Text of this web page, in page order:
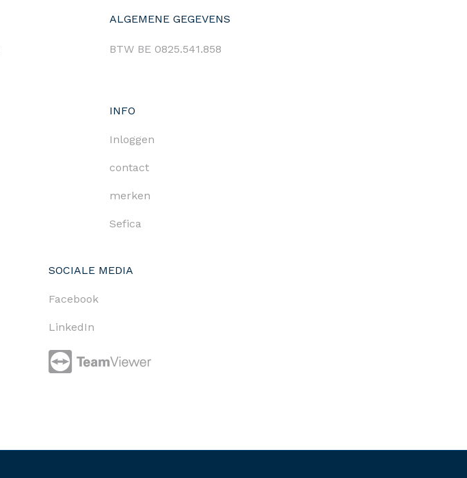
ALGEMENE GEGEVENS
BTW BE 0825.541.858
INFO
Inloggen
contact
merken
Sefica
SOCIALE MEDIA
Facebook
LinkedIn